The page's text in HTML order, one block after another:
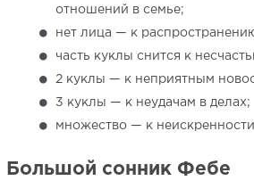
отношений в семье;
нет лица — к
часть куклы снится к
2 куклы — к неприятным
3 куклы — к неудачам в делах;
множество — к неискренности
Большой сонник Фебе